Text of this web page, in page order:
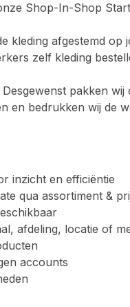
Shop-In-Shop
kleding afgestemd op
zelf kleding
pakken
en bedrukken wij de
inzicht en efficiëntie
qua assortiment &
afdeling, locatie of
accounts